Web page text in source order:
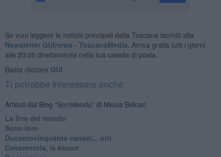
Se vuoi leggere le notizie principali della Toscana iscriviti alla
Newsletter QUInews - ToscanaMedia. Arriva gratis tutti i giorni
alle 20:00 direttamente nella tua casella di posta.
Basta cliccare QUI
Ti potrebbe interessare anche:
Articoli dal Blog “Sorridendo” di Nicola Belcari
La fine del mondo
Sono loro
Ducentocinquanta candel... otti
Cenerentola, la escort